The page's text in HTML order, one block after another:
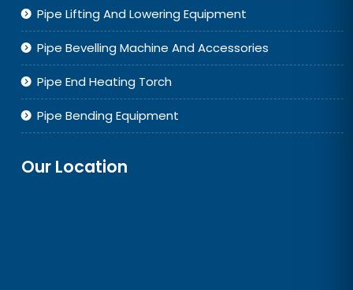
Pipe Lifting And Lowering Equipment
Pipe Bevelling Machine And Accessories
Pipe End Heating Torch
Pipe Bending Equipment
Our Location